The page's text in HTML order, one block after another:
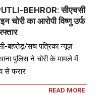
BEHROR: सीएचसी
चोरी का आरोपी विष्णु उर्फ
बहरोड़/सच पत्रिका न्यूज़
पुलिस ने चोरी के मामले में
से फरार
READ MORE